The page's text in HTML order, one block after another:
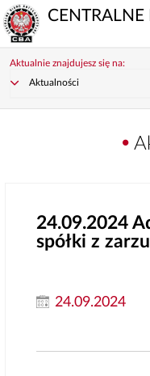
Aktualnie znajdujesz się na:
Aktualności
24.09.2024
spółki z
24.09.2024